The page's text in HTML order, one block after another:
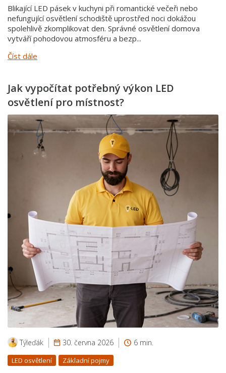
Blikající LED pásek v kuchyni při romantické večeři nebo
nefungující osvětlení schodiště uprostřed noci dokážou
spolehlivě zkomplikovat den. Správné osvětlení domova
vytváří pohodovou atmosféru a bezp...
Číst dále
Jak vypočítat potřebný výkon LED
osvětlení pro místnost?
Týleďák 30. června 2026 6 min.
LED osvětlení Základní pojmy